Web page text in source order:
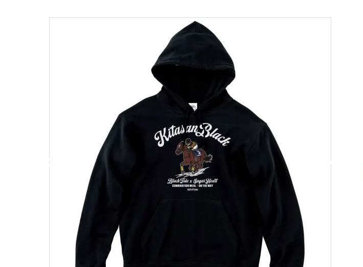
キャンベル料理長 湘南のわんこディオゴくん